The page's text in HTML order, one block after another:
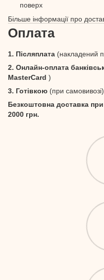
поверх
Більше інформації про
Оплата
1. Післяплата (накладений
2. Онлайн-оплата
MasterCard )
3. Готівкою (при самовивозі)
Безкоштовна доставка
2000 грн.